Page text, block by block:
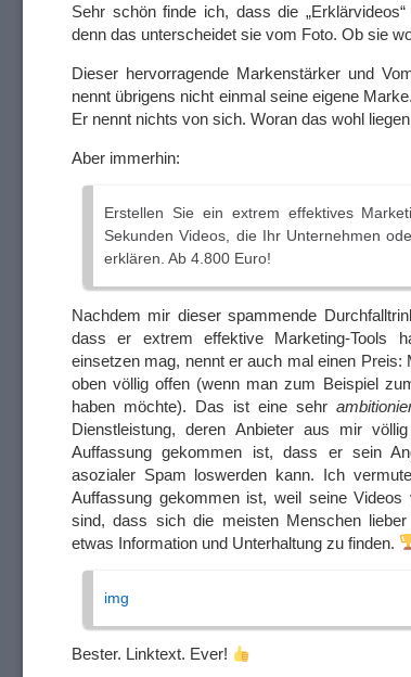
Sehr schön finde ich, dass die
denn das unterscheidet sie vom Foto. Ob sie
Dieser hervorragende Markenstärker und
nennt übrigens nicht einmal seine eigene
Er nennt nichts von sich. Woran das wohl
Aber immerhin:
Erstellen Sie ein extrem effektives
Sekunden Videos, die Ihr Unternehmen
erklären. Ab 4.800 Euro!
Nachdem mir dieser spammende
dass er extrem effektive Marketing-Tools
einsetzen mag, nennt er auch mal einen Preis:
oben völlig offen (wenn man zum Beispiel
haben möchte). Das ist eine sehr
Dienstleistung, deren Anbieter aus mir
Auffassung gekommen ist, dass er sein
asozialer Spam loswerden kann. Ich
Auffassung gekommen ist, weil seine
sind, dass sich die meisten Menschen
etwas Information und Unterhaltung zu finden.
img
Bester. Linktext. Ever!